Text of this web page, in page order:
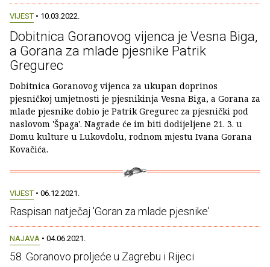
VIJEST • 10.03.2022.
Dobitnica Goranovog vijenca je Vesna Biga,
a Gorana za mlade pjesnike Patrik
Gregurec
Dobitnica Goranovog vijenca za ukupan doprinos
pjesničkoj umjetnosti je pjesnikinja Vesna Biga, a Gorana za
mlade pjesnike dobio je Patrik Gregurec za pjesnički pod
naslovom 'Špaga'. Nagrade će im biti dodijeljene 21. 3. u
Domu kulture u Lukovdolu, rodnom mjestu Ivana Gorana
Kovačića.
VIJEST • 06.12.2021.
Raspisan natječaj 'Goran za mlade pjesnike'
NAJAVA • 04.06.2021.
58. Goranovo proljeće u Zagrebu i Rijeci